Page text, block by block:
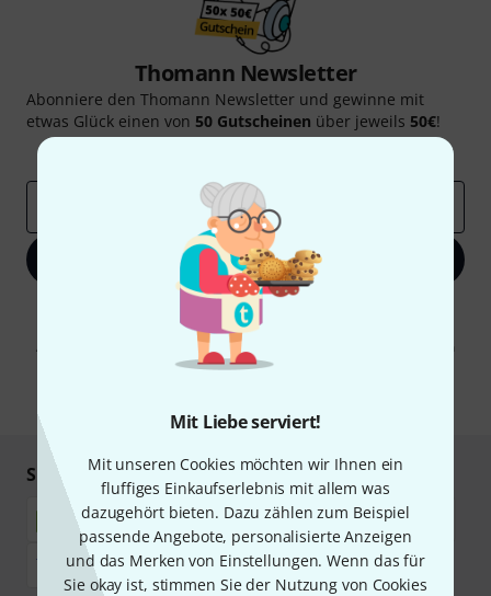
Mit Liebe serviert!
Mit unseren Cookies möchten wir Ihnen ein
fluffiges Einkaufserlebnis mit allem was
dazugehört bieten. Dazu zählen zum Beispiel
passende Angebote, personalisierte Anzeigen
und das Merken von Einstellungen. Wenn das für
Sie okay ist, stimmen Sie der Nutzung von Cookies
Thomann Newsletter
Abonniere den Thomann Newsletter und gewinne mit
etwas Glück einen von 50 Gutscheinen über jeweils 50€!
Thomann Insights
Jetzt anmelden
Mit Klick auf „Jetzt anmelden“ stimmen Sie dem Erhalt von E-Mail-
Werbung und einer Messung des E-Mail-Nutzungsverhaltens zu. Die
Abmeldung ist jederzeit möglich. Weitere Informationen finden Sie in
unserenDatenschutzhinweisen
Sicher einkaufen & bezahlen